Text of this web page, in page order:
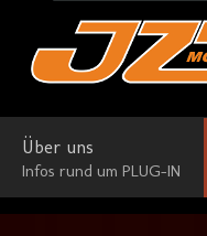
Über uns
Infos rund um PLUG-IN